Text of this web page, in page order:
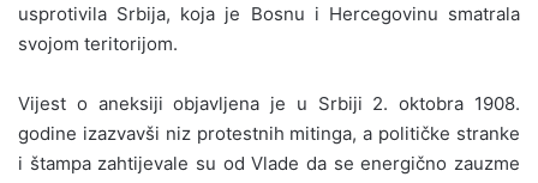
usprotivila Srbija, koja je Bosnu i Hercegovinu smatrala
svojom teritorijom.
Vijest o aneksiji objavljena je u Srbiji 2. oktobra 1908.
godine izazvavši niz protestnih mitinga, a političke stranke
i štampa zahtijevale su od Vlade da se energično zauzme